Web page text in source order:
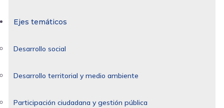
Ejes temáticos
Desarrollo social
Desarrollo territorial y medio ambiente
Participación ciudadana y gestión pública